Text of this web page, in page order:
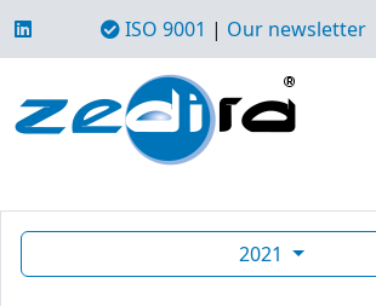
ISO 9001 | Our newsletter
2021